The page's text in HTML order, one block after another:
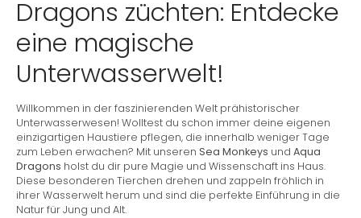
Dragons züchten: Entdecke
eine magische
Unterwasserwelt!
Willkommen in der faszinierenden Welt prähistorischer
Unterwasserwesen! Wolltest du schon immer deine eigenen
einzigartigen Haustiere pflegen, die innerhalb weniger Tage
zum Leben erwachen? Mit unseren Sea Monkeys und Aqua
Dragons holst du dir pure Magie und Wissenschaft ins Haus.
Diese besonderen Tierchen drehen und zappeln fröhlich in
ihrer Wasserwelt herum und sind die perfekte Einführung in die
Natur für Jung und Alt.